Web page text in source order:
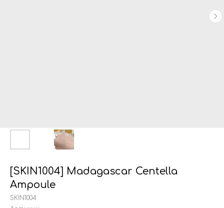
[SKIN1004] Madagascar Centella
Ampoule
SKIN1004